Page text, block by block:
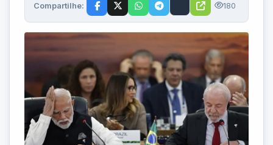
Compartilhe: 180